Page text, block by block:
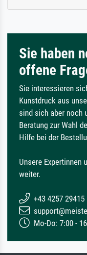
Sie haben
offene
Sie interessieren
Kunstdruck aus
sind sich aber noch
Beratung zur Wahl
Hilfe bei der
Unsere Expertinnen
weiter.
+43 4257 29415
Mo-Do: 7:00 -